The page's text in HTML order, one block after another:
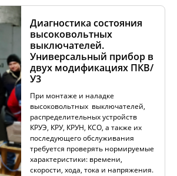
Диагностика состояния
высоковольтных
выключателей.
Универсальный прибор в
двух модификациях ПКВ/
У3
При монтаже и наладке
высоковольтных выключателей,
распределительных устройств
КРУЭ, КРУ, КРУН, КСО, а также их
последующего обслуживания
требуется проверять нормируемые
характеристики: времени,
скорости, хода, тока и напряжения.